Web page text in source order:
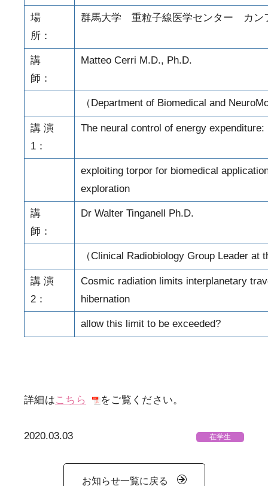
場
所：
群馬大学 重粒子線医学センター カン
講
師：
Matteo Cerri M.D., Ph.D.
（Department of Biomedical and
講 演
1：
The neural control of energy expenditure:
exploiting torpor for biomedical
exploration
講
師：
Dr Walter Tinganell Ph.D.
（Clinical Radiobiology Group Leader at
講 演
2：
Cosmic radiation limits interplanetary
hibernation
allow this limit to be exceeded?
詳細はこちら をご覧ください。
2020.03.03 在学生
お知らせ一覧に戻る